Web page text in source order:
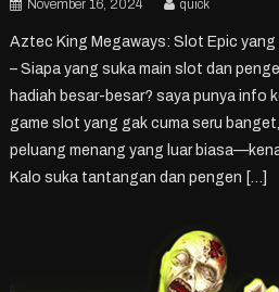
November 16, 2024 quick
Aztec King Megaways: Slot Epic yang
– Siapa yang suka main slot dan
hadiah besar-besar? saya punya info
game slot yang gak cuma seru
peluang menang yang luar
Kalo suka tantangan dan pengen […]